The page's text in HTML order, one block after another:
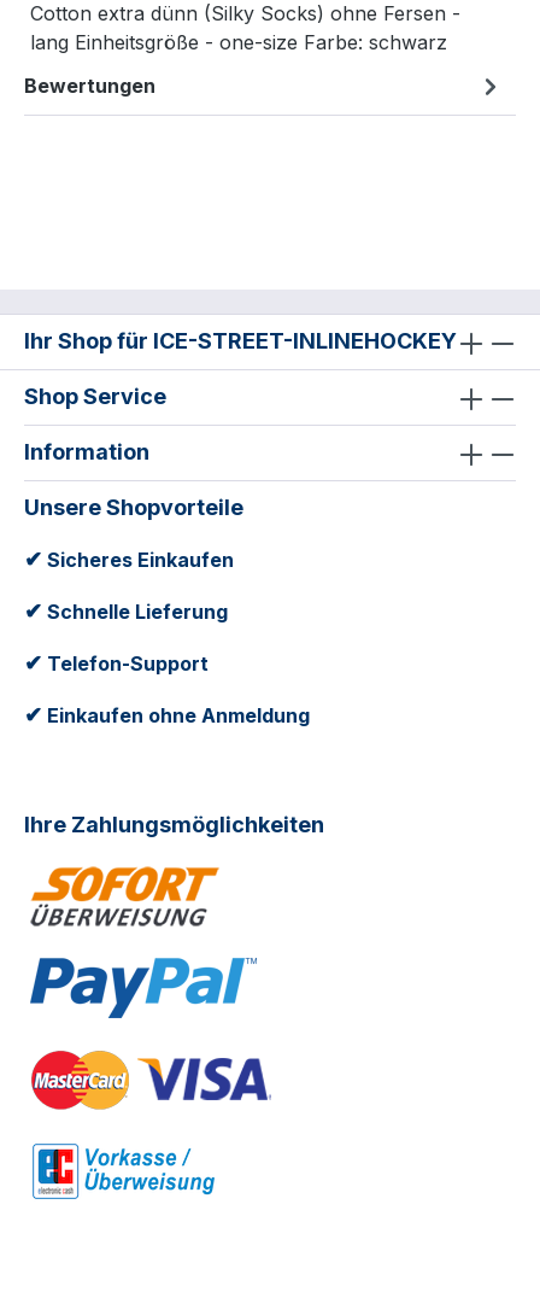
Cotton extra dünn (Silky Socks) ohne Fersen -
lang Einheitsgröße - one-size Farbe: schwarz
Bewertungen
Ihr Shop für ICE-STREET-INLINEHOCKEY
Shop Service
Information
Unsere Shopvorteile
✔ Sicheres Einkaufen
✔ Schnelle Lieferung
✔ Telefon-Support
✔ Einkaufen ohne Anmeldung
Ihre Zahlungsmöglichkeiten